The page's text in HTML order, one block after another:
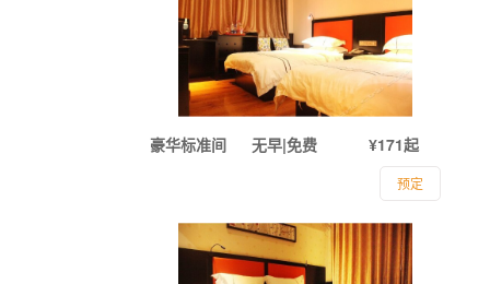
豪华标准间 ¥171起
无早|免费
预定